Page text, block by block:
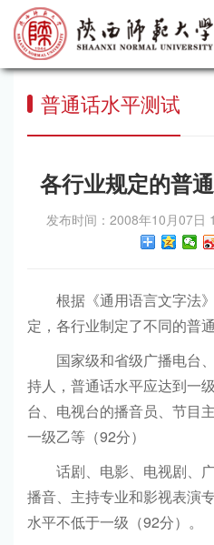
普通话水平测试
各行业规定的普
发布时间：2008年10月07
根据《通用语言文字法
定，各行业制定了不同的普
国家级和省级广播电台
持人，普通话水平应达到一
台、电视台的播音员、节目
一级乙等（92分）
话剧、电影、电视剧、
播音、主持专业和影视表演
水平不低于一级（92分）。